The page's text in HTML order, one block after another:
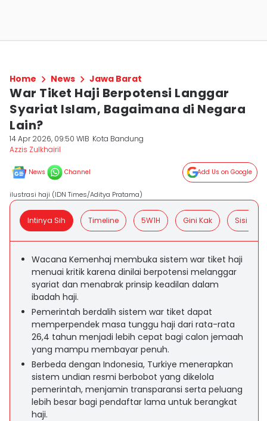
Home News Jawa Barat
War Tiket Haji Berpotensi Langgar
Syariat Islam, Bagaimana di Negara
Lain?
14 Apr 2026, 09:50 WIB Kota Bandung
Azzis Zulkhairil
News Channel Add Us on Google
ilustrasi haji (IDN Times/Aditya Pratama)
Intinya Sih Timeline 5W1H Gini Kak Sisi
Wacana Kemenhaj membuka sistem war tiket haji
menuai kritik karena dinilai berpotensi melanggar
syariat dan menabrak prinsip keadilan dalam
ibadah haji.
Pemerintah berdalih sistem war tiket dapat
memperpendek masa tunggu haji dari rata-rata
26,4 tahun menjadi lebih cepat bagi calon jemaah
yang mampu membayar penuh.
Berbeda dengan Indonesia, Turkiye menerapkan
sistem undian resmi berbobot yang dikelola
pemerintah, menjamin transparansi serta peluang
lebih besar bagi pendaftar lama untuk berangkat
haji.